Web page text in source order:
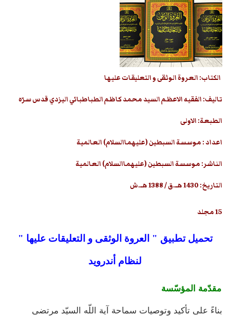
الکتاب: العروة الوثقى و التعليقات عليها
تالیف: الفقيه الاعظم السيد محمد كاظم الطباطبائي اليزدي قدس سرّه
الطبعة: الاولی
اعداد : موسسة السبطین (علیهماالسلام) العالمیة
الناشر: موسسة السبطین (علیهماالسلام) العالمیة
التاریخ: 1430 هـ.ق / 1388 هـ.ش
15 مجلد
تحميل تطبيق " العروة الوثقى و التعليقات عليها "
لنظام أندرويد
مقدّمة المؤسّسة
بناءً على تأكيد وتوصيات سماحة آية اللّه‏ السيّد مرتضى